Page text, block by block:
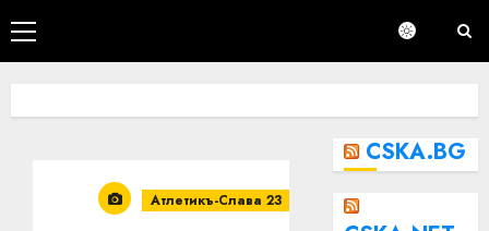
Primary
Menu
Атлетикъ-Слава 23
CSKA.BG